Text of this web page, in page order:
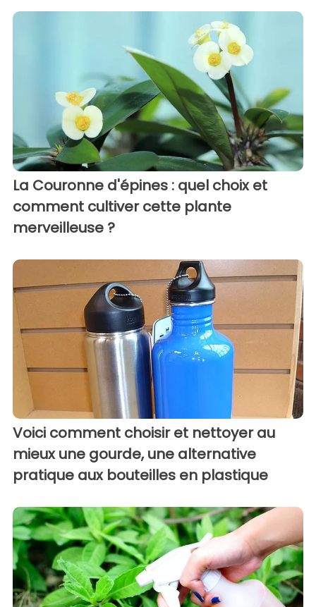
La Couronne d'épines : quel choix et
comment cultiver cette plante
merveilleuse ?
Voici comment choisir et nettoyer au
mieux une gourde, une alternative
pratique aux bouteilles en plastique